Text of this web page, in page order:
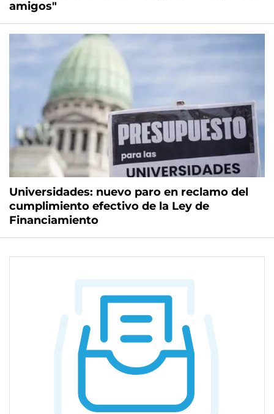
amigos"
Universidades: nuevo paro en reclamo del
cumplimiento efectivo de la Ley de
Financiamiento